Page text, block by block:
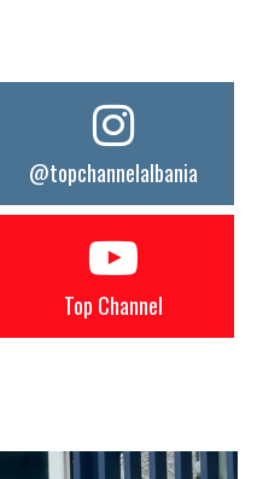
@topchannelalbania
Top Channel